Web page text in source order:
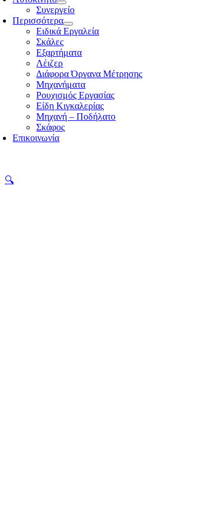
Συνεργείο
Περισσότερα
Ειδικά Εργαλεία
Σκάλες
Εξαρτήματα
Λέιζερ
Διάφορα Όργανα Μέτρησης
Μηχανήματα
Ρουχισμός Εργασίας
Είδη Κιγκαλερίας
Μηχανή – Ποδήλατο
Σκάφος
Επικοινωνία
🔍